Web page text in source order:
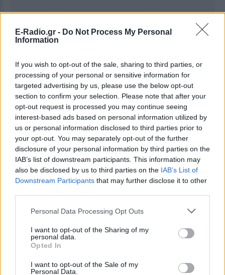
E-Radio.gr - Do Not Process My Personal
Information
If you wish to opt-out of the sale, sharing to third parties, or
processing of your personal or sensitive information for
targeted advertising by us, please use the below opt-out
section to confirm your selection. Please note that after your
opt-out request is processed you may continue seeing
interest-based ads based on personal information utilized by
us or personal information disclosed to third parties prior to
your opt-out. You may separately opt-out of the further
disclosure of your personal information by third parties on the
IAB’s list of downstream participants. This information may
also be disclosed by us to third parties on the IAB’s List of
Downstream Participants that may further disclose it to other
Personal Data Processing Opt Outs
I want to opt-out of the Sharing of my
personal data.
Opted In
I want to opt-out of the Sale of my
Personal Data.
Ακολουθήστε το E-Radio.gr στο Google News
και μάθετε πρώτοιτα πιο hot νέα .
Εσύ μπήκες στο E-Daily.gr; Τα νέα της ημέρας
Ακολουθήστε το E-Radio.gr και στο Instagram
ΔΙΑΦΗΜΙΣΗ